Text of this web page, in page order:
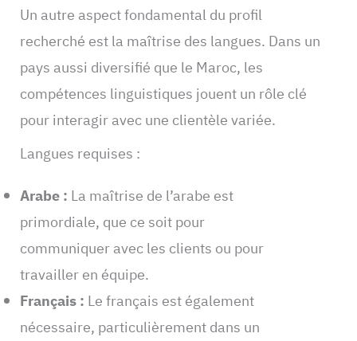
Un autre aspect fondamental du profil
recherché est la maîtrise des langues. Dans un
pays aussi diversifié que le Maroc, les
compétences linguistiques jouent un rôle clé
pour interagir avec une clientèle variée.
Langues requises :
Arabe : La maîtrise de l’arabe est
primordiale, que ce soit pour
communiquer avec les clients ou pour
travailler en équipe.
Français : Le français est également
nécessaire, particulièrement dans un